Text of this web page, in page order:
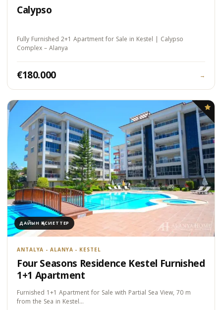
Calypso
Fully Furnished 2+1 Apartment for Sale in Kestel | Calypso
Complex – Alanya
€180.000 →
ДАЙЫН ҚАСИЕТТЕР
ANTALYA - ALANYA - KESTEL
Four Seasons Residence Kestel Furnished
1+1 Apartment
Furnished 1+1 Apartment for Sale with Partial Sea View, 70 m
from the Sea in Kestel…